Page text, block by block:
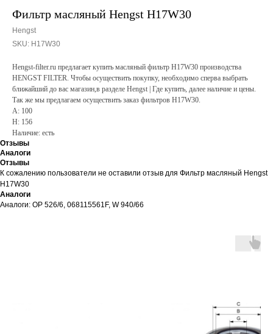
Фильтр масляный Hengst H17W30
Hengst
SKU: H17W30
Hengst-filter.ru предлагает купить масляный фильтр H17W30 производства
HENGST FILTER. Чтобы осуществить покупку, необходимо сперва выбрать
ближайший до вас магазин,в разделе Hengst | Где купить, далее наличие и цены.
Так же мы предлагаем осуществить заказ фильтров H17W30.
A: 100
H: 156
Наличие: есть
Отзывы
Аналоги
Отзывы
К сожалению пользователи не оставили отзыв для Фильтр масляный Hengst
H17W30
Аналоги
Аналоги: OP 526/6, 068115561F, W 940/66